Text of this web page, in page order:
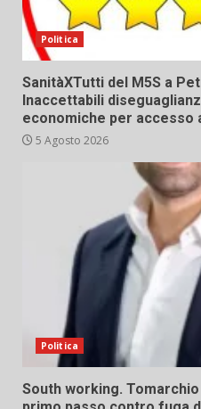
Politica
SanitàXTutti del M5S a
Inaccettabili
economiche per accesso
5 Agosto 2026
Politica
South working.